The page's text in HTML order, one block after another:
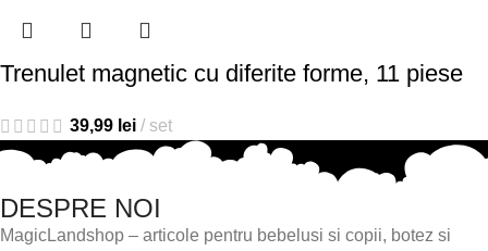
Trenulet magnetic cu diferite forme, 11 piese
39,99 lei set
DESPRE NOI
MagicLandshop – articole pentru bebelusi si copii, botez si